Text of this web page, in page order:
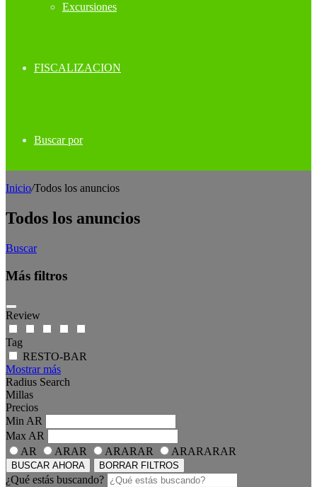
Excursiones
FISCALIZACION
Buscar por
Inicio/Todos los anuncios
Todos los anuncios
Buscar
Más filtros
Review
Tag
RESTO-BAR
Mostrar más
Radius Search
Millas
Precios
Min AR
Max AR
AR
ARAR ARARAR ARARARAR
BUSCAR AHORA BORRAR FILTROS
¿Qué estás buscando?